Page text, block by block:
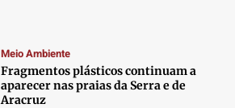
Meio Ambiente
Fragmentos plásticos continuam a
aparecer nas praias da Serra e de
Aracruz